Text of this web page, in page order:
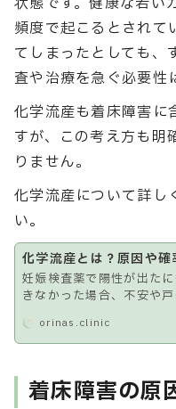
頻度で起こるとされて
てしまったとしても、
査や治療を急ぐ必要性
化学流産も着床障害に
すが、この考え方も明
りません。
化学流産について詳し
い。
化学流産とは？原因や
妊娠検査薬で陽性が出た
きなかった場合、不安や
orinas.clinic
着床障害の原